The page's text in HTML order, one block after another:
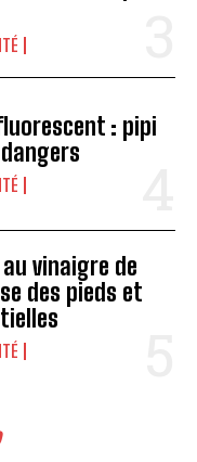
: pipi
vinaigre de
des pieds et